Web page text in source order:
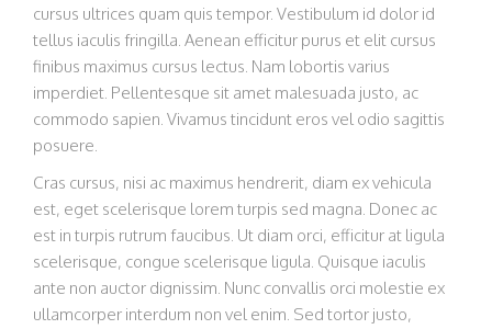
cursus ultrices quam quis tempor. Vestibulum id dolor id
tellus iaculis fringilla. Aenean efficitur purus et elit cursus
finibus maximus cursus lectus. Nam lobortis varius
imperdiet. Pellentesque sit amet malesuada justo, ac
commodo sapien. Vivamus tincidunt eros vel odio sagittis
posuere.
Cras cursus, nisi ac maximus hendrerit, diam ex vehicula
est, eget scelerisque lorem turpis sed magna. Donec ac
est in turpis rutrum faucibus. Ut diam orci, efficitur at ligula
scelerisque, congue scelerisque ligula. Quisque iaculis
ante non auctor dignissim. Nunc convallis orci molestie ex
ullamcorper interdum non vel enim. Sed tortor justo,